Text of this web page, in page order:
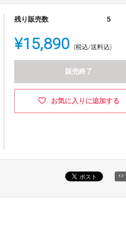
残り販売数 5
¥15,890 (税込/送料込)
販売終了
お気に入りに追加する